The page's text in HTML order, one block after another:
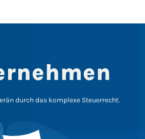
durch das komplexe Steuerrecht.